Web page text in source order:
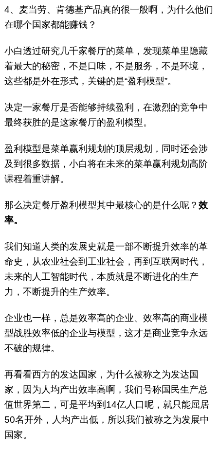
4、麦当劳、肯德基产品真的很一般啊，为什么他们
在哪个国家都能赚钱？
小白透过研究几千家餐厅的菜单，发现菜单里隐藏
着最大的秘密，不是口味，不是服务，不是环境，
这些都是外在形式，关键的是“盈利模型”。
决定一家餐厅是否能够持续盈利，在激烈的竞争中
最终获胜的是这家餐厅的盈利模型。
盈利模型是菜单赢利规划的顶层规划，同时还会涉
及到很多数据，小白将在未来的菜单赢利规划高阶
课程着重讲解。
那么决定餐厅盈利模型其中最核心的是什么呢？ 效
率。
我们知道人类的发展史就是一部不断提升效率的革
命史，从农业社会到工业社会，再到互联网时代，
未来的人工智能时代，本质就是不断进化的生产
力，不断提升的生产效率。
企业也一样，总是效率高的企业、效率高的商业模
型战胜效率低的企业与模型，这才是商业竞争永远
不破的规律。
再看看西方的发达国家，为什么被称之为发达国
家，因为人均产出效率高啊，我们号称国民生产总
值世界第二，可是平均到14亿人口呢，就只能屈居
50名开外，人均产出低，所以我们被称之为发展中
国家。